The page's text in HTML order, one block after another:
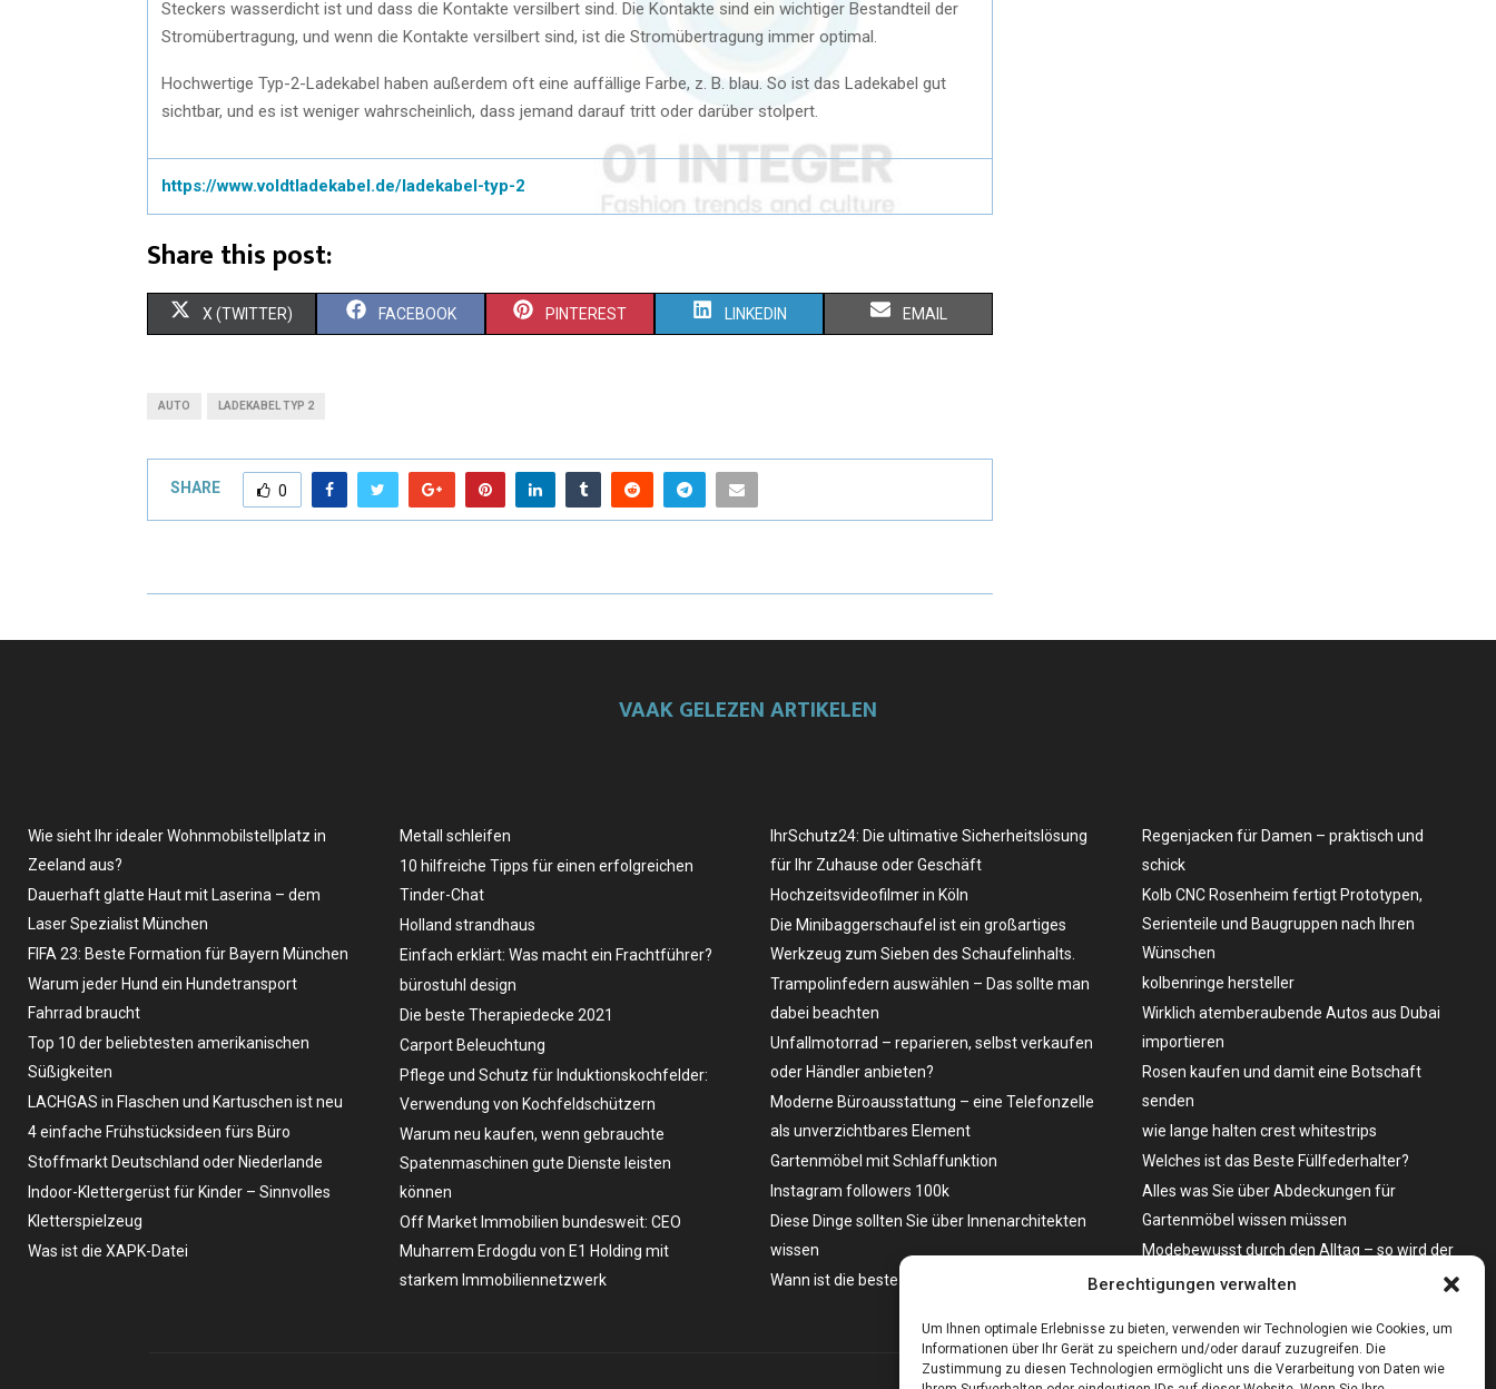
Berechtigungen verwalten
Um Ihnen optimale Erlebnisse zu bieten, verwenden wir Technologien wie Cookies, um
Informationen über Ihr Gerät zu speichern und/oder darauf zuzugreifen. Die
Zustimmung zu diesen Technologien ermöglicht uns die Verarbeitung von Daten wie
Steckers wasserdicht ist und dass die Kontakte versilbert sind. Die Kontakte sind ein wichtiger Bestandteil der
Stromübertragung, und wenn die Kontakte versilbert sind, ist die Stromübertragung immer optimal.
Hochwertige Typ-2-Ladekabel haben außerdem oft eine auffällige Farbe, z. B. blau. So ist das Ladekabel gut
sichtbar, und es ist weniger wahrscheinlich, dass jemand darauf tritt oder darüber stolpert.
https://www.voldtladekabel.de/ladekabel-typ-2
Share this post:
X (TWITTER) FACEBOOK PINTEREST LINKEDIN EMAIL
AUTO LADEKABEL TYP 2
SHARE 0
VAAK GELEZEN ARTIKELEN
Wie sieht Ihr idealer Wohnmobilstellplatz in
Zeeland aus?
Dauerhaft glatte Haut mit Laserina – dem
Laser Spezialist München
FIFA 23: Beste Formation für Bayern München
Warum jeder Hund ein Hundetransport
Fahrrad braucht
Top 10 der beliebtesten amerikanischen
Süßigkeiten
LACHGAS in Flaschen und Kartuschen ist neu
4 einfache Frühstücksideen fürs Büro
Stoffmarkt Deutschland oder Niederlande
Indoor-Klettergerüst für Kinder – Sinnvolles
Kletterspielzeug
Was ist die XAPK-Datei
Metall schleifen
10 hilfreiche Tipps für einen erfolgreichen
Tinder-Chat
Holland strandhaus
Einfach erklärt: Was macht ein Frachtführer?
bürostuhl design
Die beste Therapiedecke 2021
Carport Beleuchtung
Pflege und Schutz für Induktionskochfelder:
Verwendung von Kochfeldschützern
Warum neu kaufen, wenn gebrauchte
Spatenmaschinen gute Dienste leisten
können
Off Market Immobilien bundesweit: CEO
Muharrem Erdogdu von E1 Holding mit
starkem Immobiliennetzwerk
IhrSchutz24: Die ultimative Sicherheitslösung
für Ihr Zuhause oder Geschäft
Hochzeitsvideofilmer in Köln
Die Minibaggerschaufel ist ein großartiges
Werkzeug zum Sieben des Schaufelinhalts.
Trampolinfedern auswählen – Das sollte man
dabei beachten
Unfallmotorrad – reparieren, selbst verkaufen
oder Händler anbieten?
Moderne Büroausstattung – eine Telefonzelle
als unverzichtbares Element
Gartenmöbel mit Schlaffunktion
Instagram followers 100k
Diese Dinge sollten Sie über Innenarchitekten
wissen
Wann ist die beste Zeit, ein Auto zu kaufen?
Regenjacken für Damen – praktisch und
schick
Kolb CNC Rosenheim fertigt Prototypen,
Serienteile und Baugruppen nach Ihren
Wünschen
kolbenringe hersteller
Wirklich atemberaubende Autos aus Dubai
importieren
Rosen kaufen und damit eine Botschaft
senden
wie lange halten crest whitestrips
Welches ist das Beste Füllfederhalter?
Alles was Sie über Abdeckungen für
Gartenmöbel wissen müssen
Modebewusst durch den Alltag – so wird der
Bürgersteig zum Laufsteg!